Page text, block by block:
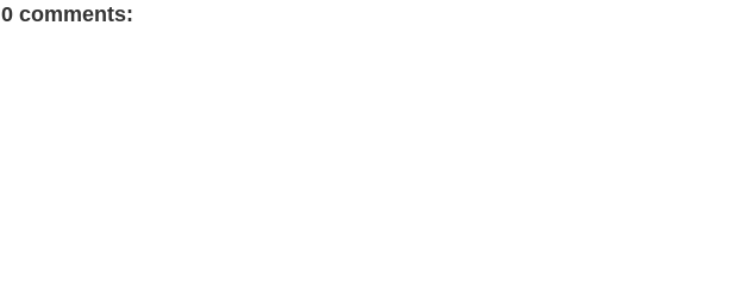
0 comments: